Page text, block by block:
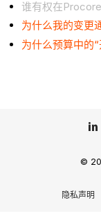
谁有权在
为什么我的变更
为什么预算中的
©
隐私声明